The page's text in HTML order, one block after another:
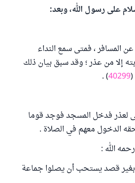
على رسول الله، وبعد:
المسافر ، فمتى سمع النداء
إلا من عذر ؛ وقد سبق بيان ذلك
40299
) .
لعذر فدخل المسجد فوجد قوما
الدخول معهم في الصلاة .
الله :
بغير قصد يستحب أن يصلوا جماعة